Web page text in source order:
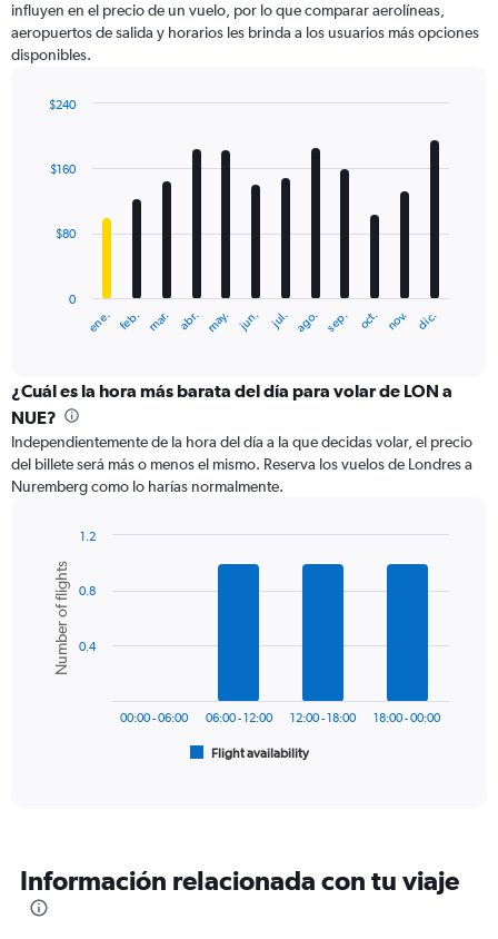
1
Y
axis
values.
to
influyen en el precio de un vuelo, por lo que comparar aerolíneas,
aeropuertos de salida y horarios les brinda a los usuarios más opciones
disponibles.
with
12
The
categories.
Range:
categories.
The
chart
axis
displaying
values.
Range:
ene. feb. mar. abr. may. jun. jul. ago. sep. oct. nov. dic.
0
$80
$160
$240
¿Cuál es la hora más barata del día para volar de LON a
NUE?
Independientemente de la hora del día a la que decidas volar, el precio
del billete será más o menos el mismo. Reserva los vuelos de Londres a
Nuremberg como lo harías normalmente.
chart
with
bars.
The
categories.
The
Chart
graphic.
Number of flights
Flight availability
00:00 - 06:00 06:00 - 12:00 12:00 - 18:00 18:00 - 00:00
0.4
0.8
1.2
Información relacionada con tu viaje